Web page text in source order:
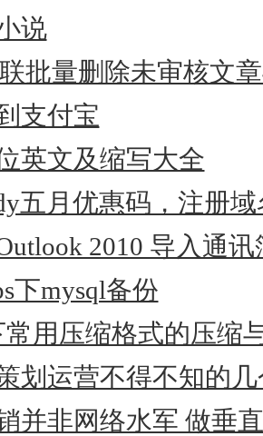
说
批量删除未审核文
支付宝
英文及缩写大全
五月优惠码，注册
2010 导入通讯
下mysql备份
用压缩格式的压缩
划运营不得不知的
并非网络水军 做垂